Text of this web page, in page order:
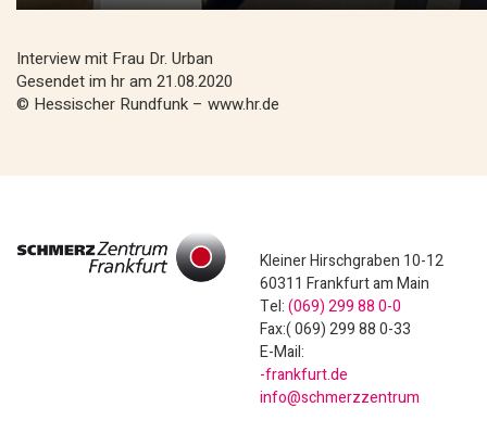
Interview mit Frau Dr. Urban
Gesendet im hr am 21.08.2020
© Hessischer Rundfunk – www.hr.de
Kleiner Hirschgraben 10-12
60311 Frankfurt am Main
Tel:(069) 299 88 0-0
Fax:( 069) 299 88 0-33
E-Mail:
ed.trufknarf-
murtnezzremhcs@ofni